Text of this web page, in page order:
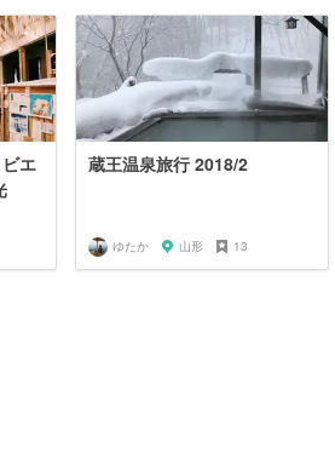
エ
蔵王温泉旅行 2018/2
ゆたか 山形 13